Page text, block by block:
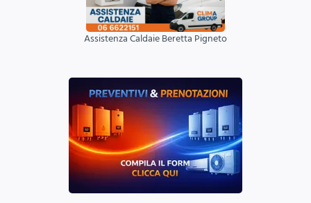
Assistenza Caldaie Beretta Pigneto